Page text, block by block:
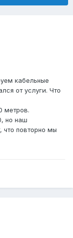
кабельные
от услуги. Что
метров.
но наш
что повторно мы